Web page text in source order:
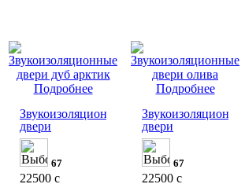
Подробнее
Звукоизоляционные
двери
67
22500 c
Подробнее
Звукоизоляционные
двери
67
22500 c